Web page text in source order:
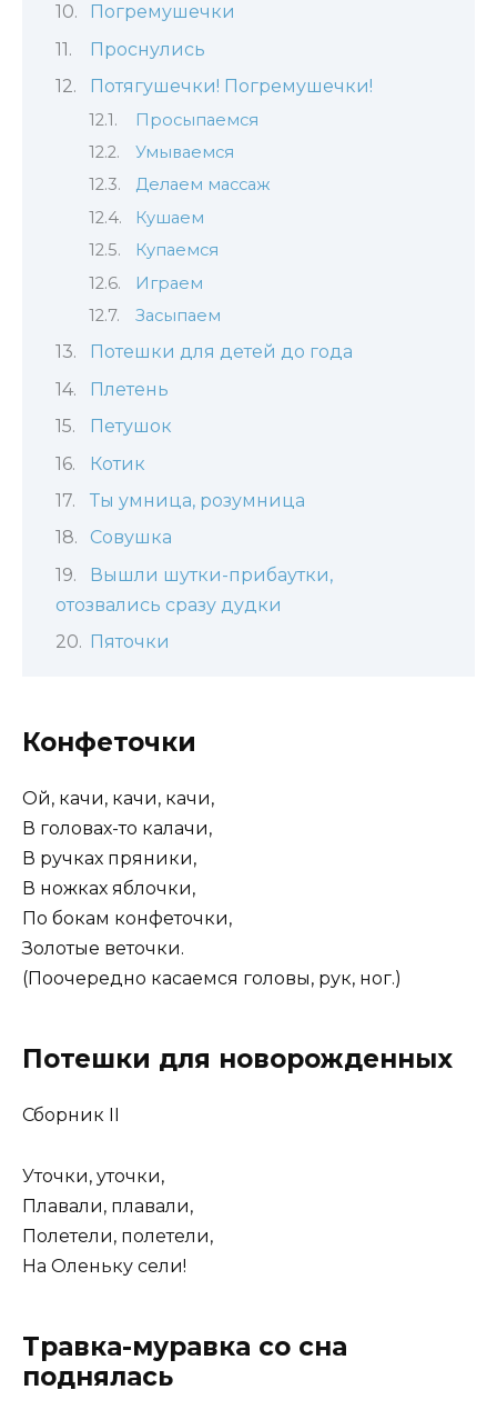
Погремушечки
Проснулись
Потягушечки! Погремушечки!
Просыпаемся
Умываемся
Делаем массаж
Кушаем
Купаемся
Играем
Засыпаем
Потешки для детей до года
Плетень
Петушок
Котик
Ты умница, розумница
Совушка
Вышли шутки-прибаутки,
отозвались сразу дудки
Пяточки
Конфеточки
Ой, качи, качи, качи,
В головах-то калачи,
В ручках пряники,
В ножках яблочки,
По бокам конфеточки,
Золотые веточки.
(Поочередно касаемся головы, рук, ног.)
Потешки для новорожденных
Сборник II
Уточки, уточки,
Плавали, плавали,
Полетели, полетели,
На Оленьку сели!
Травка-муравка со сна
поднялась